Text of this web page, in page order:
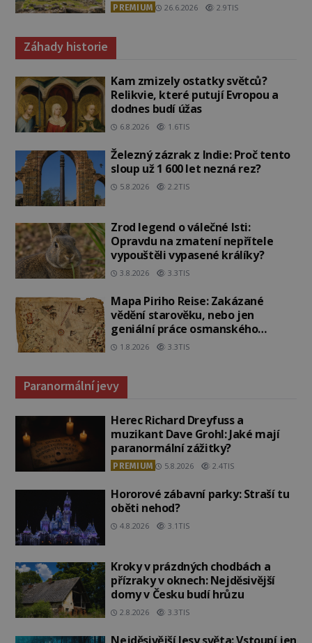
PREMIUM 26.6.2026 2.9TIS
Záhady historie
Kam zmizely ostatky světců?
Relikvie, které putují Evropou a
dodnes budí úžas
6.8.2026 1.6TIS
Železný zázrak z Indie: Proč tento
sloup už 1 600 let nezná rez?
5.8.2026 2.2TIS
Zrod legend o válečné lsti:
Opravdu na zmatení nepřítele
vypouštěli vypasené králíky?
3.8.2026 3.3TIS
Mapa Piriho Reise: Zakázané
vědění starověku, nebo jen
geniální práce osmanského
admirála?
1.8.2026 3.3TIS
Paranormální jevy
Herec Richard Dreyfuss a
muzikant Dave Grohl: Jaké mají
paranormální zážitky?
PREMIUM 5.8.2026 2.4TIS
Hororové zábavní parky: Straší tu
oběti nehod?
4.8.2026 3.1TIS
Kroky v prázdných chodbách a
přízraky v oknech: Nejděsivější
domy v Česku budí hrůzu
2.8.2026 3.3TIS